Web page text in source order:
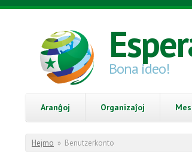
Skip to main content
Bona ideo!
Aranĝoj Organizaĵoj
You are here
Hejmo » Benutzerkonto